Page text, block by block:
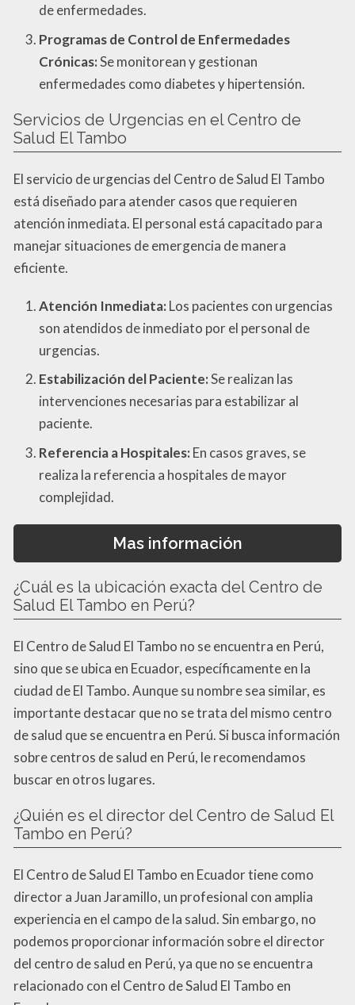
de enfermedades.
Programas de Control de Enfermedades
Crónicas:Se monitorean y gestionan
enfermedades como diabetes y hipertensión.
Servicios de Urgencias en el Centro de
Salud El Tambo
El servicio de urgencias del Centro de Salud El Tambo
está diseñado para atender casos que requieren
atención inmediata. El personal está capacitado para
manejar situaciones de emergencia de manera
eficiente.
Atención Inmediata: Los pacientes con urgencias
son atendidos de inmediato por el personal de
urgencias.
Estabilización del Paciente:Se realizan las
intervenciones necesarias para estabilizar al
paciente.
Referencia a Hospitales: En casos graves, se
realiza la referencia a hospitales de mayor
complejidad.
Mas información
¿Cuál es la ubicación exacta del Centro de
Salud El Tambo en Perú?
El Centro de Salud El Tambo no se encuentra en Perú,
sino que se ubica en Ecuador, específicamente en la
ciudad de El Tambo. Aunque su nombre sea similar, es
importante destacar que no se trata del mismo centro
de salud que se encuentra en Perú. Si busca información
sobre centros de salud en Perú, le recomendamos
buscar en otros lugares.
¿Quién es el director del Centro de Salud El
Tambo en Perú?
El Centro de Salud El Tambo en Ecuador tiene como
director a Juan Jaramillo, un profesional con amplia
experiencia en el campo de la salud. Sin embargo, no
podemos proporcionar información sobre el director
del centro de salud en Perú, ya que no se encuentra
relacionado con el Centro de Salud El Tambo en